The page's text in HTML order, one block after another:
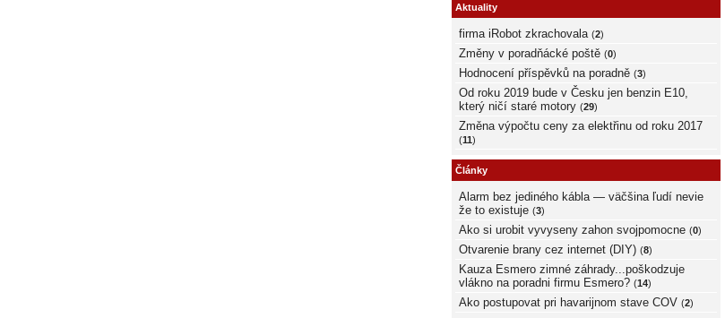
Aktuality
firma iRobot zkrachovala (2)
Změny v poradňácké poště (0)
Hodnocení příspěvků na poradně (3)
Od roku 2019 bude v Česku jen benzin E10,
který ničí staré motory (29)
Změna výpočtu ceny za elektřinu od roku 2017
(11)
Články
Alarm bez jediného kábla — väčšina ľudí nevie
že to existuje (3)
Ako si urobit vyvyseny zahon svojpomocne (0)
Otvarenie brany cez internet (DIY) (8)
Kauza Esmero zimné záhrady...poškodzuje
vlákno na poradni firmu Esmero? (14)
Ako postupovat pri havarijnom stave COV (2)